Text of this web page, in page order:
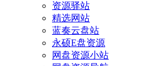
资源驿站
精选网站
蓝奏云盘站
永硕E盘资源
网盘资源小站